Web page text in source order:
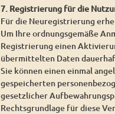
7. Registrierung für die
Für die Neuregistrierung
Um Ihre ordnungsgemäße
Registrierung einen
übermittelten Daten
Sie können einen einmal
gespeicherten
gesetzlicher
Rechtsgrundlage für diese